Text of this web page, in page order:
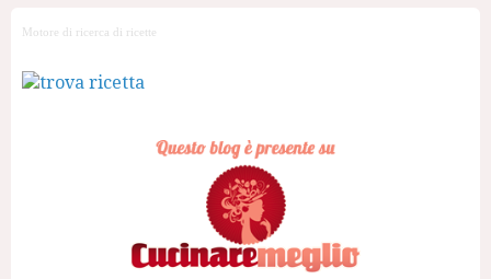
Motore di ricerca di ricette